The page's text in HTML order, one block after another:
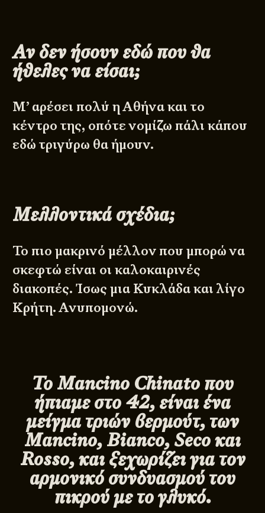
Αν δεν ήσουν εδώ που θα
ήθελες να είσαι;
​Μ’ αρέσει πολύ η Αθήνα και το
κέντρο της, οπότε νομίζω πάλι κάπου
εδώ τριγύρω θα ήμουν. ​
Μελλοντικά σχέδια;
​Το πιο μακρινό μέλλον που μπορώ να
σκεφτώ είναι οι καλοκαιρινές
διακοπές. Ίσως μια Κυκλάδα και λίγο
Κρήτη. Ανυπομονώ. ​
Το Mancino Chinato που
ήπιαμε στο 42, είναι ένα
μείγμα τριών βερμούτ, των
Mancino, Bianco, Seco και
Rosso, και ξεχωρίζει για τον
αρμονικό συνδυασμού του
πικρού με το γλυκό.